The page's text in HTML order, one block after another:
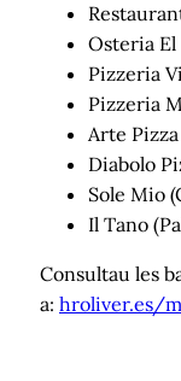
Osteria
Pizzeria
Pizzeria
Arte
Diabolo
Sole Mio
Il Tano
Consultau les
a: hroliver.es/